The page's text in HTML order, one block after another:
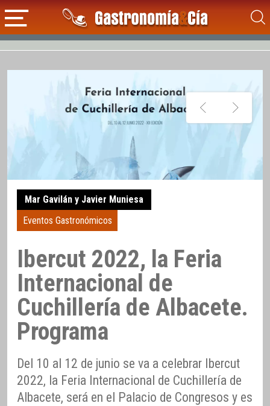
Mar Gavilán y Javier Muniesa
Eventos Gastronómicos
Ibercut 2022, la Feria
Internacional de
Cuchillería de Albacete.
Programa
Del 10 al 12 de junio se va a celebrar Ibercut
2022, la Feria Internacional de Cuchillería de
Albacete, será en el Palacio de Congresos y es